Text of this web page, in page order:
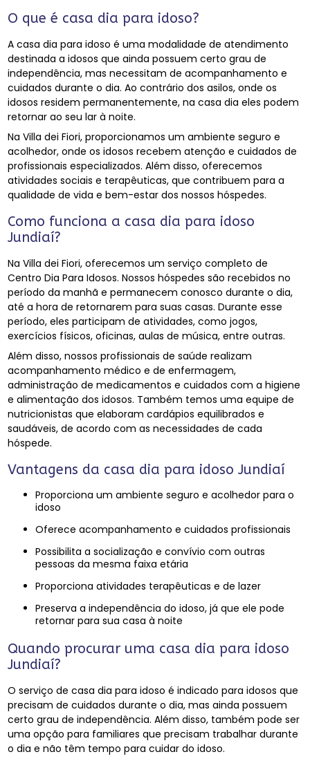
O que é casa dia para idoso?
A casa dia para idoso é uma modalidade de atendimento
destinada a idosos que ainda possuem certo grau de
independência, mas necessitam de acompanhamento e
cuidados durante o dia. Ao contrário dos asilos, onde os
idosos residem permanentemente, na casa dia eles podem
retornar ao seu lar à noite.
Na Villa dei Fiori, proporcionamos um ambiente seguro e
acolhedor, onde os idosos recebem atenção e cuidados de
profissionais especializados. Além disso, oferecemos
atividades sociais e terapêuticas, que contribuem para a
qualidade de vida e bem-estar dos nossos hóspedes.
Como funciona a casa dia para idoso
Jundiaí?
Na Villa dei Fiori, oferecemos um serviço completo de
Centro Dia Para Idosos. Nossos hóspedes são recebidos no
período da manhã e permanecem conosco durante o dia,
até a hora de retornarem para suas casas. Durante esse
período, eles participam de atividades, como jogos,
exercícios físicos, oficinas, aulas de música, entre outras.
Além disso, nossos profissionais de saúde realizam
acompanhamento médico e de enfermagem,
administração de medicamentos e cuidados com a higiene
e alimentação dos idosos. Também temos uma equipe de
nutricionistas que elaboram cardápios equilibrados e
saudáveis, de acordo com as necessidades de cada
hóspede.
Vantagens da casa dia para idoso Jundiaí
Proporciona um ambiente seguro e acolhedor para o
idoso
Oferece acompanhamento e cuidados profissionais
Possibilita a socialização e convívio com outras
pessoas da mesma faixa etária
Proporciona atividades terapêuticas e de lazer
Preserva a independência do idoso, já que ele pode
retornar para sua casa à noite
Quando procurar uma casa dia para idoso
Jundiaí?
O serviço de casa dia para idoso é indicado para idosos que
precisam de cuidados durante o dia, mas ainda possuem
certo grau de independência. Além disso, também pode ser
uma opção para familiares que precisam trabalhar durante
o dia e não têm tempo para cuidar do idoso.